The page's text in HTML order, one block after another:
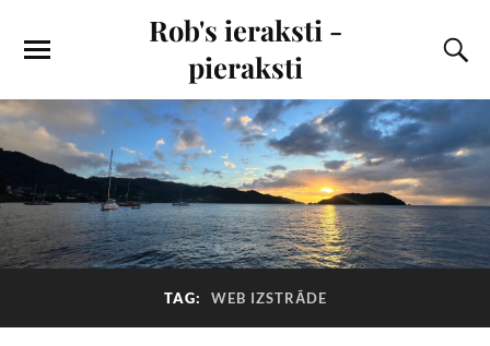
Rob's ieraksti -
pieraksti
TAG: WEB IZSTRĀDE